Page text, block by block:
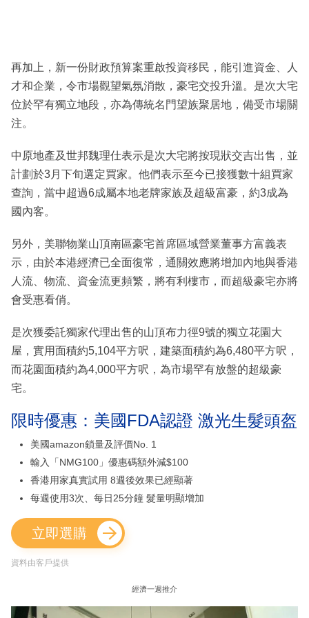
再加上，新一份財政預算案重啟投資移民，能引進資金、人
才和企業，令市場觀望氣氛消散，豪宅交投升溫。是次大宅
位於罕有獨立地段，亦為傳統名門望族聚居地，備受市場關
注。
中原地產及世邦魏理仕表示是次大宅將按現狀交吉出售，並
計劃於3月下旬選定買家。他們表示至今已接獲數十組買家
查詢，當中超過6成屬本地老牌家族及超級富豪，約3成為
國內客。
另外，美聯物業山頂南區豪宅首席區域營業董事方富義表
示，由於本港經濟已全面復常，通關效應將增加內地與香港
人流、物流、資金流更頻繁，將有利樓市，而超級豪宅亦將
會受惠看俏。
是次獲委託獨家代理出售的山頂布力徑9號的獨立花園大
屋，實用面積約5,104平方呎，建築面積約為6,480平方呎，
而花園面積約為4,000平方呎，為市場罕有放盤的超級豪
宅。
限時優惠：美國FDA認證 激光生髮頭盔
美國amazon鎖量及評價No. 1
輸入「NMG100」優惠碼額外減$100
香港用家真實試用 8週後效果已經顯著
每週使用3次、每日25分鐘 髮量明顯增加
立即選購
資料由客戶提供
經濟一週推介